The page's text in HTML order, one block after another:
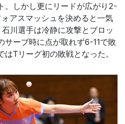
。しかし更にリードが広がり2-
アスマッシュを決めると一気
川選手は冷静に攻撃とブロッ
サーブ時に点が取れず6-11で敗
Tリーグ初の敗戦となった。